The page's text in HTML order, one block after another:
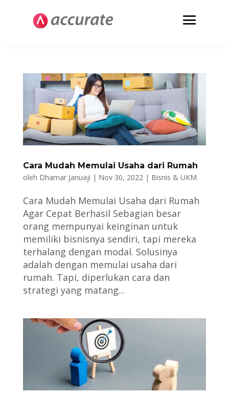
Cara Mudah Memulai Usaha dari Rumah
oleh Dhamar Januaji | Nov 30, 2022| Bisnis & UKM
Cara Mudah Memulai Usaha dari Rumah
Agar Cepat Berhasil Sebagian besar
orang mempunyai keinginan untuk
memiliki bisnisnya sendiri, tapi mereka
terhalang dengan modal. Solusinya
adalah dengan memulai usaha dari
rumah. Tapi, diperlukan cara dan
strategi yang matang...